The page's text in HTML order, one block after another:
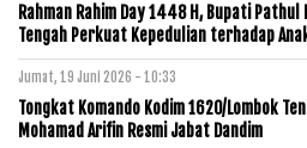
Rahman Rahim Day 1448 H, Bupati Pathul
Tengah Perkuat Kepedulian terhadap
Jumat, 19 Juni 2026 - 10:33
Tongkat Komando Kodim 1620/Lombok
Mohamad Arifin Resmi Jabat Dandim